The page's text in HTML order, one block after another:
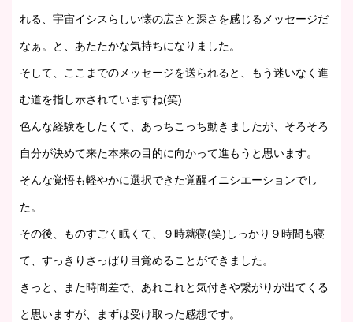
れる、宇宙イシスらしい懐の広さと深さを感じるメッセージだ
なぁ。と、あたたかな気持ちになりました。
そして、ここまでのメッセージを送られると、もう迷いなく進
む道を指し示されていますね(笑)
色んな経験をしたくて、あっちこっち動きましたが、そろそろ
自分が決めて来た本来の目的に向かって進もうと思います。
そんな覚悟も軽やかに選択できた覚醒イニシエーションでし
た。
その後、ものすごく眠くて、９時就寝(笑)しっかり９時間も寝
て、すっきりさっぱり目覚めることができました。
きっと、また時間差で、あれこれと気付きや繋がりが出てくる
と思いますが、まずは受け取った感想です。